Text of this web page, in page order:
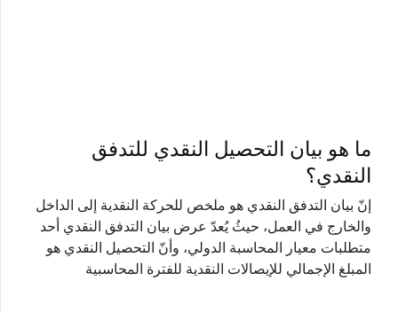
ما هو بيان التحصيل النقدي للتدفق
النقدي؟
إنّ بيان التدفق النقدي هو ملخص للحركة النقدية إلى الداخل
والخارج في العمل، حيثُ يُعدّ عرض بيان التدفق النقدي أحد
متطلبات معيار المحاسبة الدولي، وأنّ التحصيل النقدي هو
المبلغ الإجمالي للإيصالات النقدية للفترة المحاسبية